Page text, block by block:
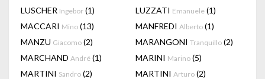
LUSCHER Ingebor (1) LUZZATI Emanuele (1)
MACCARI Mino (13) MANFREDI Alberto (1)
MANZU Giacomo (2) MARANGONI Tranquillo (2)
MARCHAND André (1) MARINI Marino (5)
MARTINI Sandro (2) MARTINI Arturo (2)